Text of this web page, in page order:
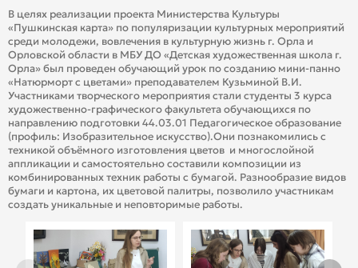
В целях реализации проекта Министерства Культуры
«Пушкинская карта» по популяризации культурных мероприятий
среди молодежи, вовлечения в культурную жизнь г. Орла и
Орловской области в МБУ ДО «Детская художественная школа г.
Орла» был проведен обучающий урок по созданию мини-панно
«Натюрморт с цветами» преподавателем Кузьминой В.И.
Участниками творческого мероприятия стали студенты 3 курса
художественно-графического факультета обучающихся по
направлению подготовки 44.03.01 Педагогическое образование
(профиль: Изобразительное искусство).Они познакомились с
техникой объёмного изготовления цветов и многослойной
аппликации и самостоятельно составили композиции из
комбинированных техник работы с бумагой. Разнообразие видов
бумаги и картона, их цветовой палитры, позволило участникам
создать уникальные и неповторимые работы.